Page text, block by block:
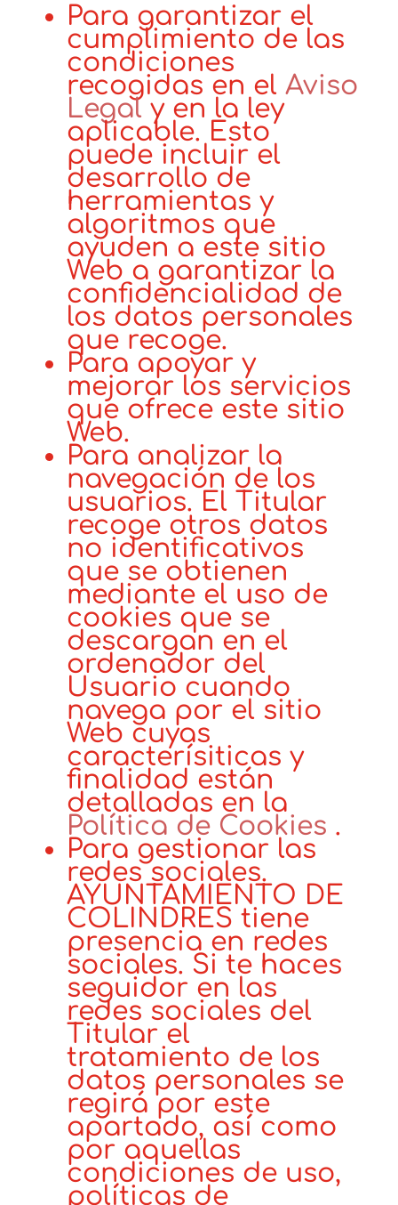
Para garantizar el
cumplimiento de las
condiciones
recogidas en el Aviso
Legal y en la ley
aplicable. Esto
puede incluir el
desarrollo de
herramientas y
algoritmos que
ayuden a este sitio
Web a garantizar la
confidencialidad de
los datos personales
que recoge.
Para apoyar y
mejorar los servicios
que ofrece este sitio
Web.
Para analizar la
navegación de los
usuarios. El Titular
recoge otros datos
no identificativos
que se obtienen
mediante el uso de
cookies que se
descargan en el
ordenador del
Usuario cuando
navega por el sitio
Web cuyas
caracterísiticas y
finalidad están
detalladas en la
Política de Cookies .
Para gestionar las
redes sociales.
AYUNTAMIENTO DE
COLINDRES tiene
presencia en redes
sociales. Si te haces
seguidor en las
redes sociales del
Titular el
tratamiento de los
datos personales se
regirá por este
apartado, así como
por aquellas
condiciones de uso,
políticas de